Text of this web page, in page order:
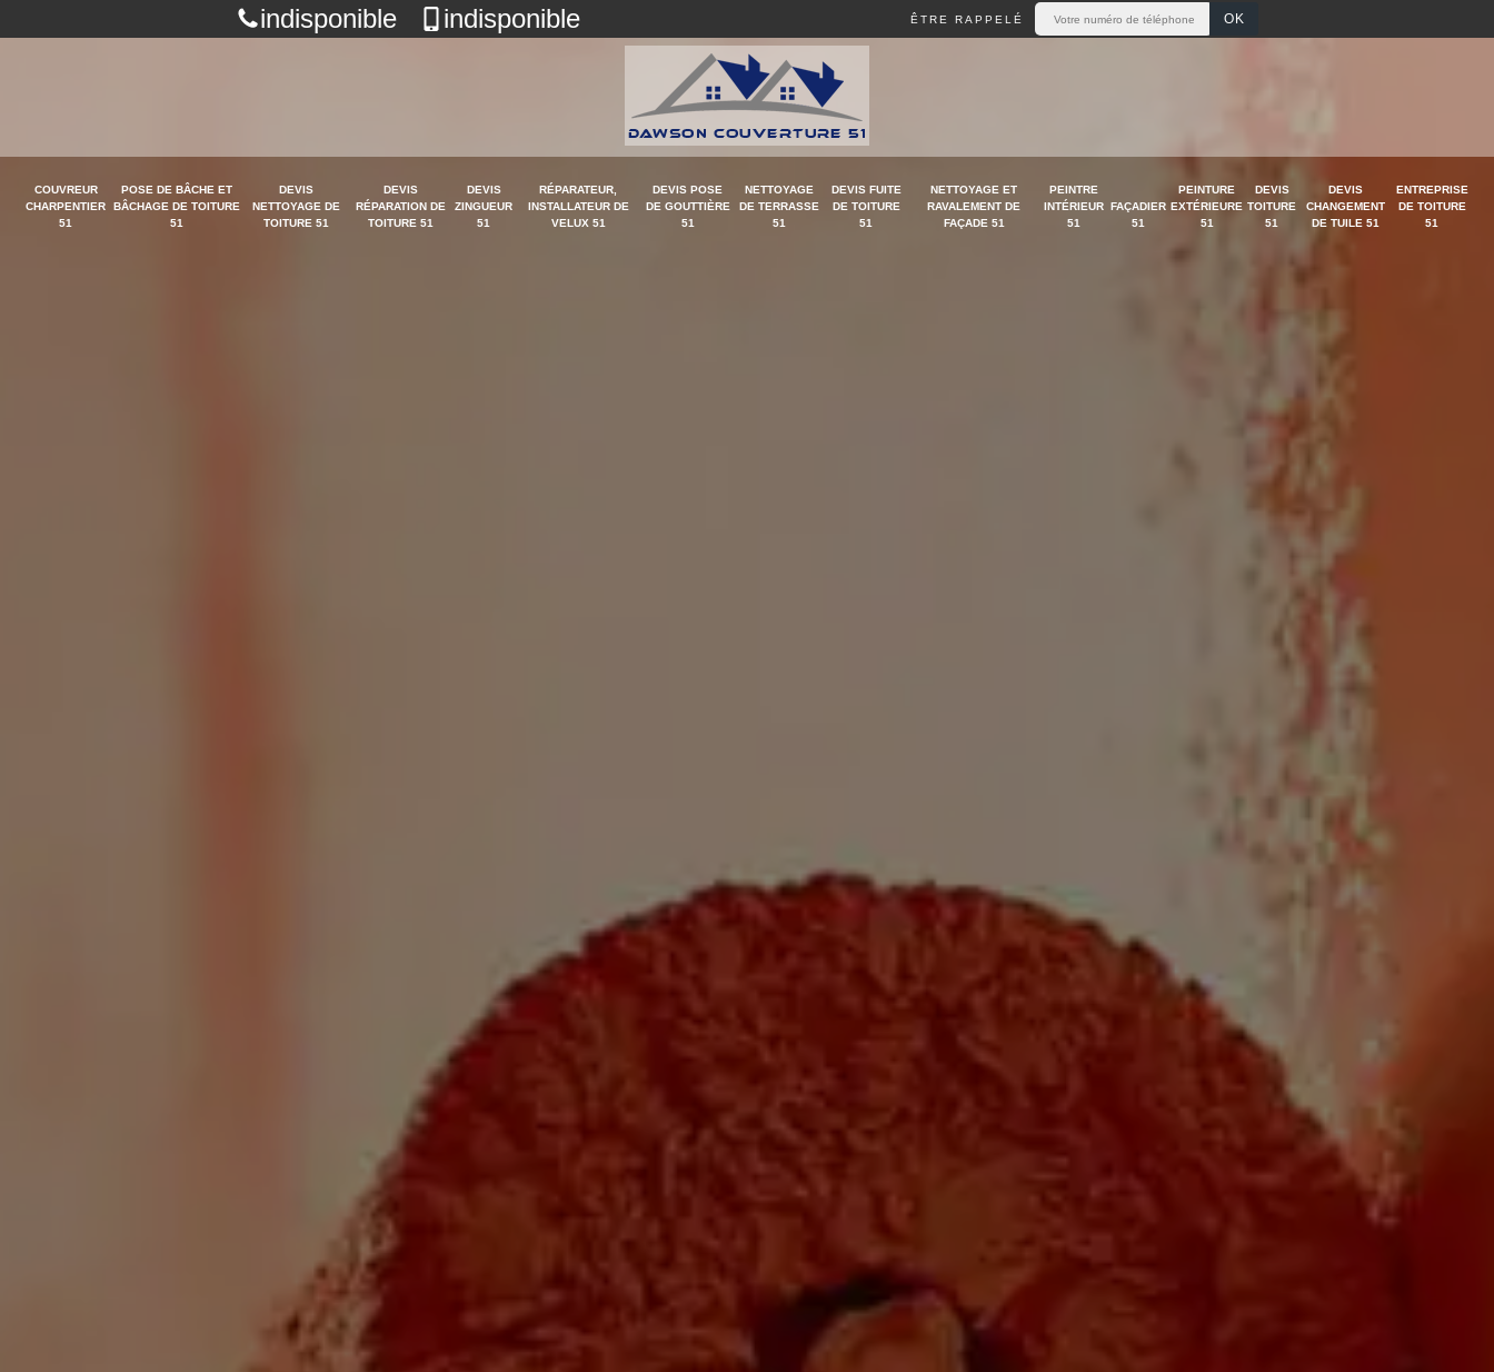
indisponible indisponible ÊTRE RAPPELÉ
COUVREUR
CHARPENTIER
51
POSE DE BÂCHE ET
BÂCHAGE DE TOITURE
51
DEVIS
NETTOYAGE DE
TOITURE 51
DEVIS
RÉPARATION DE
TOITURE 51
DEVIS
ZINGUEUR
51
RÉPARATEUR,
INSTALLATEUR DE
VELUX 51
DEVIS POSE
DE GOUTTIÈRE
51
NETTOYAGE
DE TERRASSE
51
DEVIS FUITE
DE TOITURE
51
NETTOYAGE ET
RAVALEMENT DE
FAÇADE 51
PEINTRE
INTÉRIEUR
51
FAÇADIER
51
PEINTURE
EXTÉRIEURE
51
DEVIS
TOITURE
51
DEVIS
CHANGEMENT
DE TUILE 51
ENTREPRISE
DE TOITURE
51